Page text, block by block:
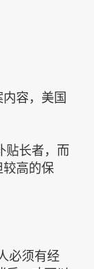
容，美国
贴长者，而
较高的保
必须有经